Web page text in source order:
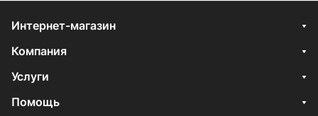
Интернет-магазин
Компания
Услуги
Помощь